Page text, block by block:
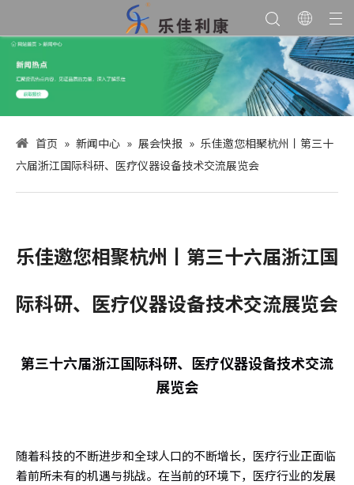
首页 » 新闻中心 » 展会快报 » 乐佳邀您相聚杭州丨第三十
六届浙江国际科研、医疗仪器设备技术交流展览会
乐佳邀您相聚杭州丨第三十六届浙江国
际科研、医疗仪器设备技术交流展览会
第三十六届浙江国际科研、医疗仪器设备技术交流
展览会
随着科技的不断进步和全球人口的不断增长，医疗行业正面临
着前所未有的机遇与挑战。在当前的环境下，医疗行业的发展